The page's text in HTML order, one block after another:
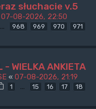
słuchacie v.5
07-08-2026, 22:50
… 968 969 970 971
- WIELKA ANKIETA
« 07-08-2026, 21:19
1 … 15 16 17 18